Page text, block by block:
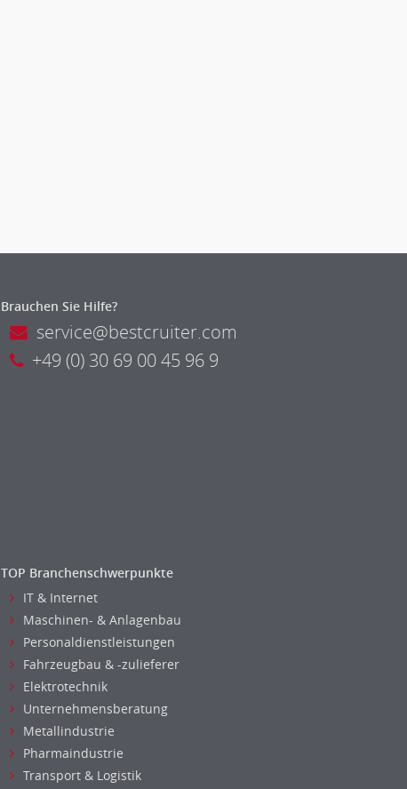
Brauchen Sie Hilfe?
service@bestcruiter.com
+49 (0) 30 69 00 45 96 9
TOP Branchenschwerpunkte
IT & Internet
Maschinen- & Anlagenbau
Personaldienstleistungen
Fahrzeugbau & -zulieferer
Elektrotechnik
Unternehmensberatung
Metallindustrie
Pharmaindustrie
Transport & Logistik